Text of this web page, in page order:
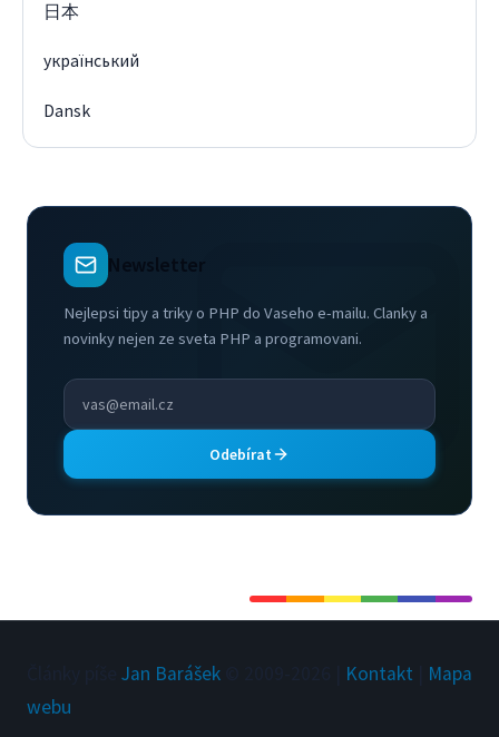
日本
український
Dansk
Newsletter
Nejlepsi tipy a triky o PHP do Vaseho e-mailu. Clanky a
novinky nejen ze sveta PHP a programovani.
Odebírat
Jan Barášek Kontakt
Mapa
webu